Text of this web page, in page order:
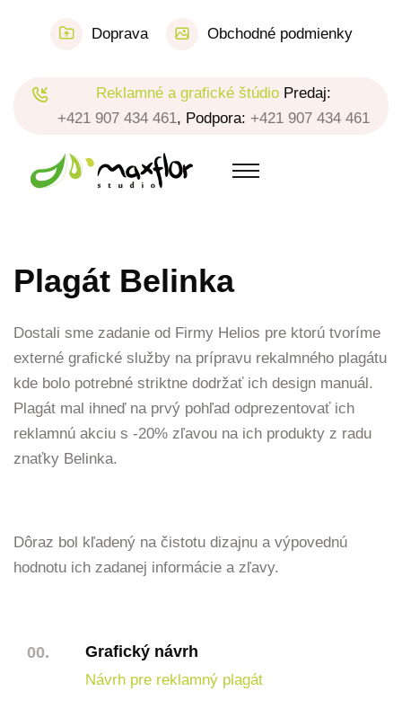
Doprava Obchodné podmienky
Reklamné a grafické štúdio Predaj:
+421 907 434 461, Podpora: +421 907 434 461
Plagát Belinka
Dostali sme zadanie od Firmy Helios pre ktorú tvoríme
externé grafické služby na prípravu rekalmného plagátu
kde bolo potrebné striktne dodržať ich design manuál.
Plagát mal ihneď na prvý pohľad odprezentovať ich
reklamnú akciu s -20% zľavou na ich produkty z radu
znaťky Belinka.
Dôraz bol kľadený na čistotu dizajnu a výpovednú
hodnotu ich zadanej informácie a zľavy.
00. Grafický návrh
Návrh pre reklamný plagát